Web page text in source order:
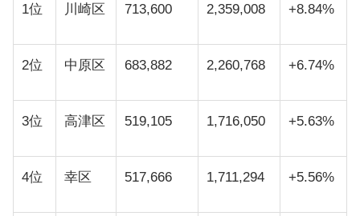
1位 川崎区 713,600 2,359,008 +8.84%
2位 中原区 683,882 2,260,768 +6.74%
3位 高津区 519,105 1,716,050 +5.63%
4位 幸区 517,666 1,711,294 +5.56%